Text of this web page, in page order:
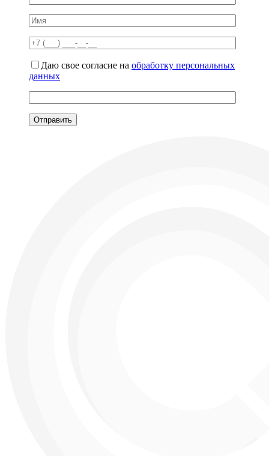
Даю свое согласие на обработку персональных
данных